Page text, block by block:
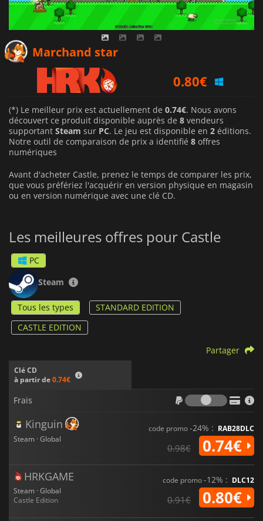
Marchand star
0.80€
0.91€
(*) Le meilleur prix est actuellement de 0.74€. Nous avons
découvert ce produit disponible auprès de 8 vendeurs
supportant Steam sur PC. Le jeu est disponible en 2 éditions.
Notre outil de comparaison de prix a identifié 8 offres
numériques
Avant d'acheter Castle, prenez le temps de comparer les prix,
que vous préfériez l'acquérir en version physique en magasin
ou en version numérique avec une clé CD.
Les meilleures offres pour Castle
PC
Steam
Tous les types
STANDARD EDITION
CASTLE EDITION
Clé CD
à partir de0.74€
Partager
Frais
Frais
Kinguin
Steam · Global
code promo-24% : RAB28DLC
0.98€ 0.74€
HRKGAME
Steam · Global
Castle Edition
code promo-12% : DLC12
0.91€ 0.80€